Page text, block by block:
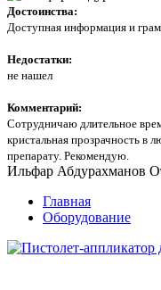
Достоинства:
Доступная информация и
Недостатки:
не нашел
Комментарий:
Сотрудничаю длительное
кристальная прозрачность
препарату. Рекомендую.
Ильфар Абдурахманов
Главная
Оборудование